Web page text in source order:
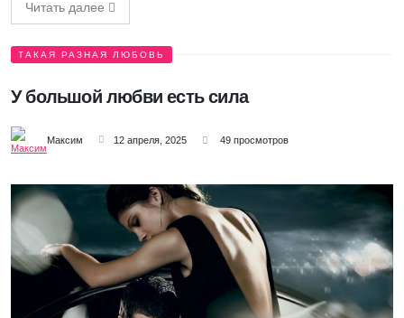
Читать далее
ТАКАЯ РАЗНАЯ ЛЮБОВЬ
У большой любви есть сила
Максим 12 апреля, 2025 49 просмотров